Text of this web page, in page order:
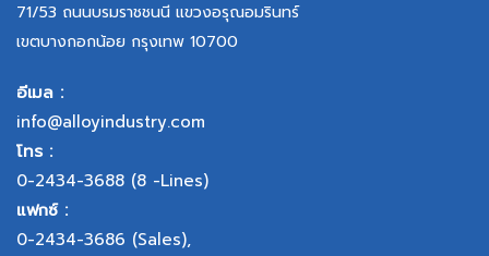
71/53 ถนนบรมราชชนนี แขวงอรุณอมรินทร์
เขตบางกอกน้อย กรุงเทพ 10700
อีเมล :
info@alloyindustry.com
โทร :
0-2434-3688 (8 -Lines)
แฟกซ์ :
0-2434-3686 (Sales),